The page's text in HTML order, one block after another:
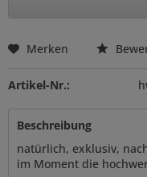
Merken
Artikel-Nr.:
Beschreibung
natürlich, exklusiv,
im Moment die